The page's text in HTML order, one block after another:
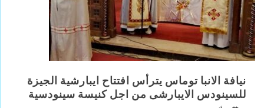
نيافة الانبا توماس يترأس افتتاح ايبارشية الجيزة
للسينودس الايبارشى من اجل كنيسة سينودسية